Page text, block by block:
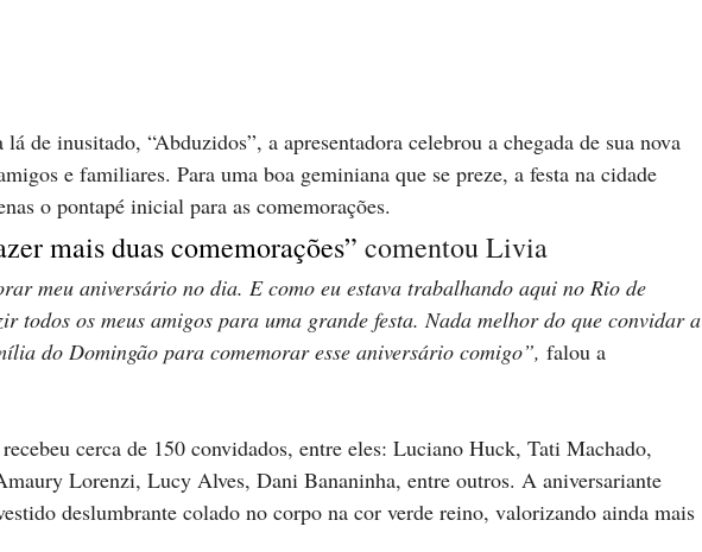
de inusitado, “Abduzidos”, a apresentadora celebrou a chegada de sua nova
e familiares. Para uma boa geminiana que se preze, a festa na cidade
o pontapé inicial para as comemorações.
mais duas comemorações” comentou Livia
meu aniversário no dia. E como eu estava trabalhando aqui no Rio de
todos os meus amigos para uma grande festa. Nada melhor do que convidar a
do Domingão para comemorar esse aniversário comigo”, falou a
cerca de 150 convidados, entre eles: Luciano Huck, Tati Machado,
Lorenzi, Lucy Alves, Dani Bananinha, entre outros. A aniversariante
deslumbrante colado no corpo na cor verde reino, valorizando ainda mais